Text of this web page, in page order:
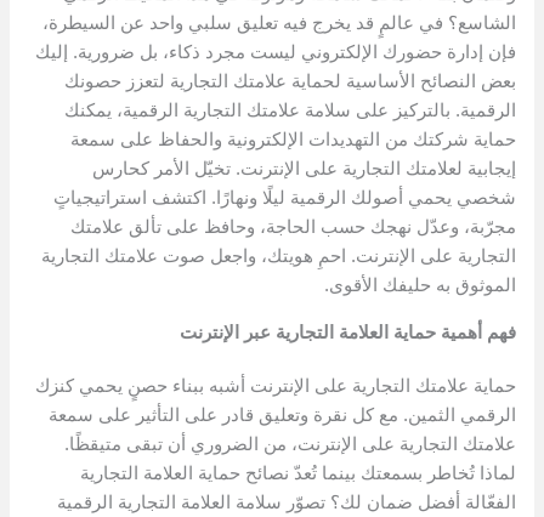
الشاسع؟ في عالمٍ قد يخرج فيه تعليق سلبي واحد عن السيطرة،
فإن إدارة حضورك الإلكتروني ليست مجرد ذكاء، بل ضرورية. إليك
بعض النصائح الأساسية لحماية علامتك التجارية لتعزز حصونك
الرقمية. بالتركيز على سلامة علامتك التجارية الرقمية، يمكنك
حماية شركتك من التهديدات الإلكترونية والحفاظ على سمعة
إيجابية لعلامتك التجارية على الإنترنت. تخيّل الأمر كحارس
شخصي يحمي أصولك الرقمية ليلًا ونهارًا. اكتشف استراتيجياتٍ
مجرّبة، وعدّل نهجك حسب الحاجة، وحافظ على تألق علامتك
التجارية على الإنترنت. احمِ هويتك، واجعل صوت علامتك التجارية
الموثوق به حليفك الأقوى.
فهم أهمية حماية العلامة التجارية عبر الإنترنت
حماية علامتك التجارية على الإنترنت أشبه ببناء حصنٍ يحمي كنزك
الرقمي الثمين. مع كل نقرة وتعليق قادر على التأثير على سمعة
علامتك التجارية على الإنترنت، من الضروري أن تبقى متيقظًا.
لماذا تُخاطر بسمعتك بينما تُعدّ نصائح حماية العلامة التجارية
الفعّالة أفضل ضمان لك؟ تصوّر سلامة العلامة التجارية الرقمية